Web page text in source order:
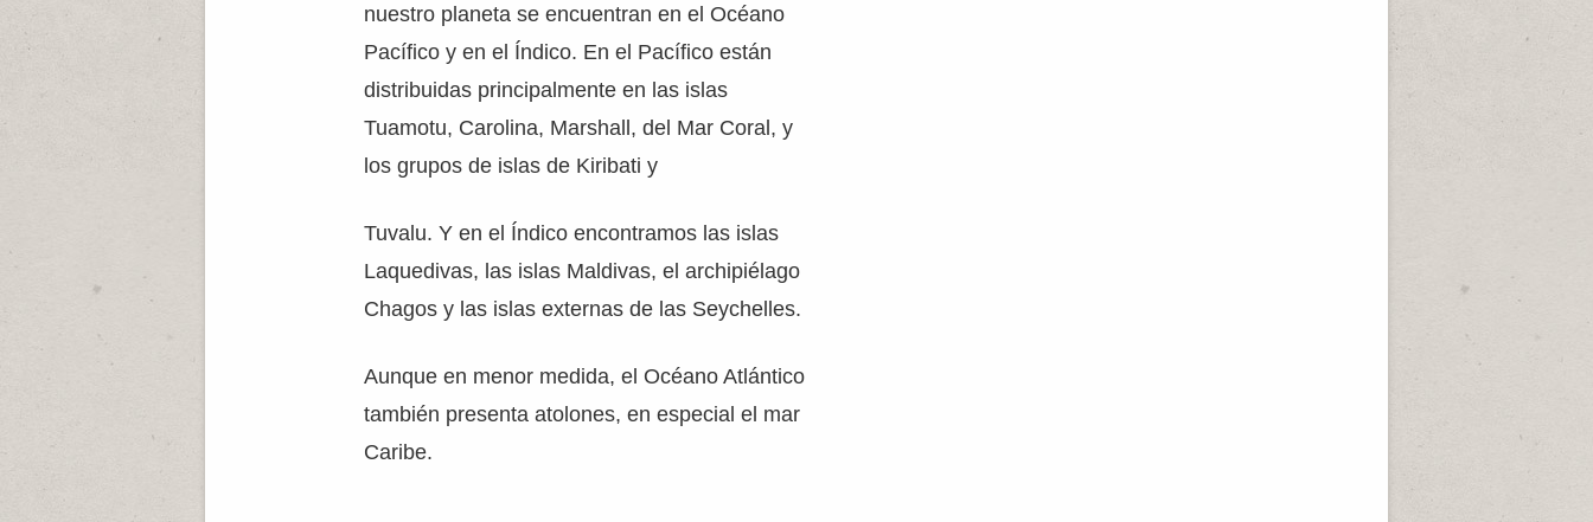
nuestro planeta se encuentran en el Océano
Pacífico y en el Índico. En el Pacífico están
distribuidas principalmente en las islas
Tuamotu, Carolina, Marshall, del Mar Coral, y
los grupos de islas de Kiribati y
Tuvalu. Y en el Índico encontramos las islas
Laquedivas, las islas Maldivas, el archipiélago
Chagos y las islas externas de las Seychelles.
Aunque en menor medida, el Océano Atlántico
también presenta atolones, en especial el mar
Caribe.